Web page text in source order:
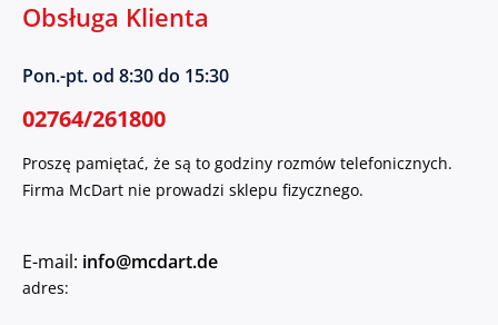
Obsługa Klienta
Pon.-pt. od 8:30 do 15:30
02764/261800
Proszę pamiętać, że są to godziny rozmów telefonicznych.
Firma McDart nie prowadzi sklepu fizycznego.
E-mail: info@mcdart.de
adres: